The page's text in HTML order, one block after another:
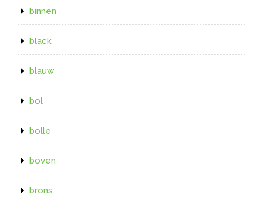
binnen
black
blauw
bol
bolle
boven
brons